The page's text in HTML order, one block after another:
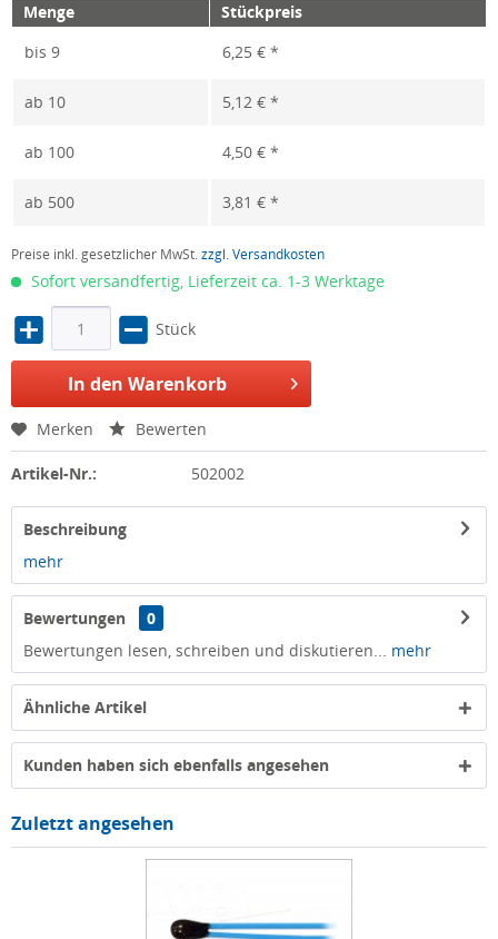
Menge
Stückpreis
bis 9 6,25 € *
ab 10 5,12 € *
ab 100 4,50 € *
ab 500 3,81 € *
Preise inkl. gesetzlicher MwSt.zzgl. Versandkosten
Sofort versandfertig, Lieferzeit ca. 1-3 Werktage
Stück
In den Warenkorb
Merken Bewerten
Artikel-Nr.: 502002
Beschreibung
mehr
Bewertungen
0
Bewertungen lesen, schreiben und diskutieren...
mehr
Ähnliche Artikel
Kunden haben sich ebenfalls angesehen
Zuletzt angesehen